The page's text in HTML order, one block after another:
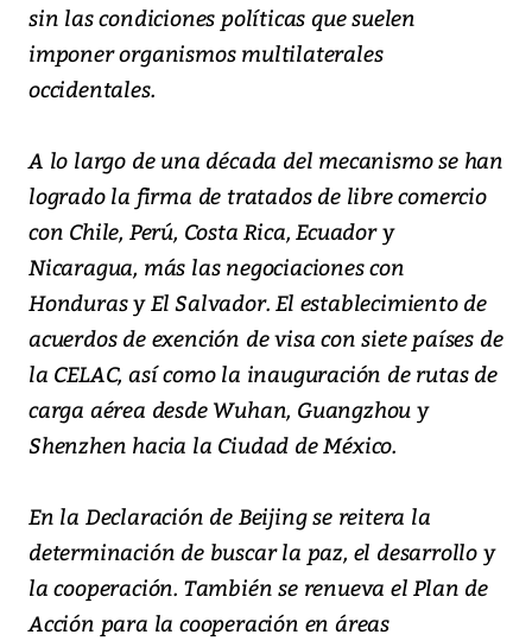
sin las condiciones políticas que suelen
imponer organismos multilaterales
occidentales.
A lo largo de una década del mecanismo se han
logrado la firma de tratados de libre comercio
con Chile, Perú, Costa Rica, Ecuador y
Nicaragua, más las negociaciones con
Honduras y El Salvador. El establecimiento de
acuerdos de exención de visa con siete países de
la CELAC, así como la inauguración de rutas de
carga aérea desde Wuhan, Guangzhou y
Shenzhen hacia la Ciudad de México.
En la Declaración de Beijing se reitera la
determinación de buscar la paz, el desarrollo y
la cooperación. También se renueva el Plan de
Acción para la cooperación en áreas